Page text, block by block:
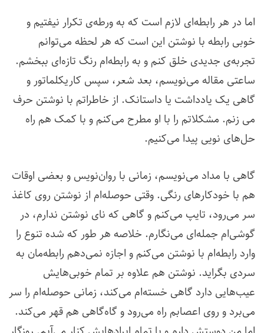
اما در هر رابطه‌ای لازم است که به ورطه‌ی تکرار نیفتیم و
خوبی رابطه با نوشتن این است که هر لحظه می‌توانم
تجربه‌ی جدیدی خلق کنم و به رابطه‌ام رنگ تازه‌ای ببخشم.
ساعتی مقاله می‌نویسم، بعد شعر، سپس کاریکلماتور و
گاهی یک یادداشت یا داستانک. از خاطراتم با نوشتن حرف
می‌ زنم. مشکلاتم را با او مطرح می‌کنم و با کمک هم راه
حل‌های نویی پیدا می‌کنیم.
گاهی با مداد می‌نویسم، زمانی با روان‌نویس و بعضی اوقات
هم با خودکارهای رنگی. وقتی حوصله‌ام از نوشتن روی کاغذ
سر می‌رود، تایپ می‌کنم و گاهی که نای نوشتن ندارم، در
گوشی‌ام جمله‌ای می‌نگارم. خلاصه هر طور که شده تنوع را
وارد رابطه‌ام با نوشتن می‌کنم و اجازه نمی‌دهم رابطه‌مان به
سردی بگراید. نوشتن هم علاوه بر تمام خوبی‌هایش
عیب‌هایی دارد گاهی خسته‌ام می‌کند، زمانی حوصله‌ام را سر
می‌برد و روی اعصابم راه می‌رود و گاه‌گاهی هم قهر می‌کند.